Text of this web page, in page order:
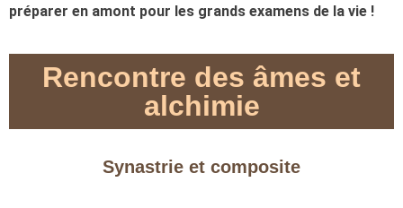
préparer en amont pour les grands examens de la vie !
Rencontre des âmes et
alchimie
Synastrie et composite